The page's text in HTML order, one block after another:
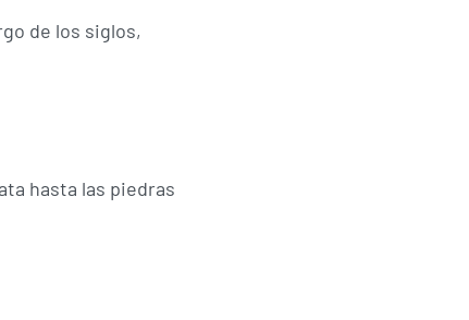
de los siglos,
hasta las piedras